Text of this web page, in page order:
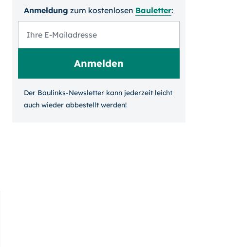
Anmeldung zum kosten­losen Bauletter:
Der Baulinks-Newsletter kann jeder­zeit leicht
auch wieder ab­bestellt werden!